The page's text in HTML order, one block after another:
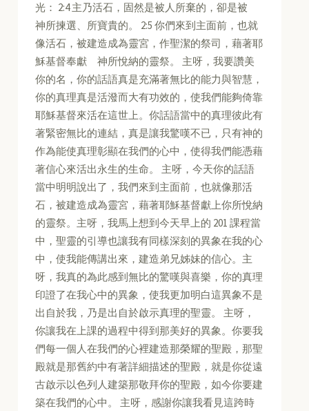
光： 2:4 主乃活石，固然是被人所棄的，卻是被
神所揀選、所寶貴的。 2:5 你們來到主面前，也就
像活石，被建造成為靈宮，作聖潔的祭司，藉著耶
穌基督奉獻 神所悅納的靈祭。 主呀，我要讚美
你的名，你的話語真是充滿著無比的能力與智慧，
你的真理真是活潑而大有功效的，使我們能夠倚靠
耶穌基督來活在這世上。你話語當中的真理彼此有
著緊密無比的連結，真是讓我驚嘆不已，只有神的
作為能使真理彰顯在我們的心中，使得我們能憑藉
著信心來活出永生的生命。 主呀，今天你的話語
當中明明說出了，我們來到主面前，也就像那活
石，被建造成為靈宮，藉著耶穌基督獻上你所悅納
的靈祭。主呀，我馬上想到今天早上的 201 課程當
中，聖靈的引導也讓我有同樣深刻的異象在我的心
中，使我能傳講出來，建造弟兄姊妹的信心。主
呀，我真的為此感到無比的驚嘆與喜樂，你的真理
印證了在我心中的異象，使我更加明白這異象不是
出自於我，乃是出自於啟示真理的聖靈。 主呀，
你讓我在上課的過程中得到那美好的異象。你要我
們每一個人在我們的心裡建造那榮耀的聖殿，那聖
殿就是那舊約中有著詳細描述的聖殿，就是你從遠
古啟示以色列人建築那敬拜你的聖殿，如今你要建
築在我們的心中。 主呀，感謝你讓我看見這跨時